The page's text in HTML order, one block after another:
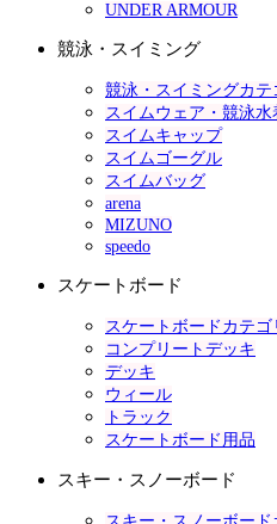
UNDER ARMOUR
競泳・スイミング
競泳・スイミングカテ
スイムウェア・競泳水
スイムキャップ
スイムゴーグル
スイムバッグ
arena
MIZUNO
speedo
スケートボード
スケートボードカテゴ
コンプリートデッキ
デッキ
ウィール
トラック
スケートボード用品
スキー・スノーボード